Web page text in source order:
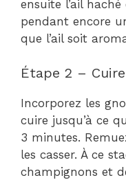
ensuite l’ail
pendant encore
que l’ail soit
Étape 2 –
Incorporez les
cuire jusqu’à ce
3 minutes.
les casser. À ce
champignons et